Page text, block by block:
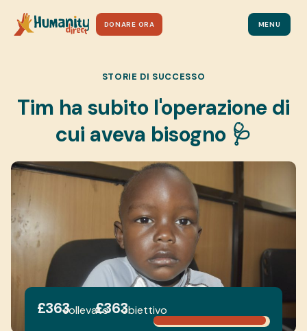
DONARE ORA MENU
STORIE DI SUCCESSO
Tim ha subito l'operazione di
cui aveva bisogno 🩺
£363sollevato£363obiettivo